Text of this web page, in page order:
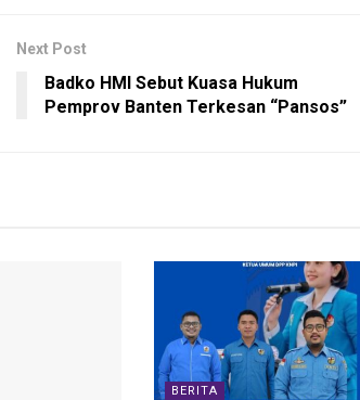
Next Post
Badko HMI Sebut Kuasa Hukum
Pemprov Banten Terkesan “Pansos”
BERITA